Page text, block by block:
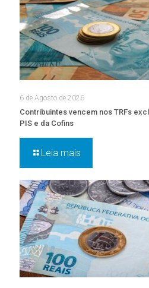
6 de Agosto de 2026
Contribuintes vencem nos TRFs
PIS e da Cofins
Leia mais